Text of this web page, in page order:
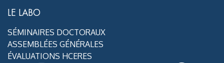
LE LABO
SÉMINAIRES DOCTORAUX
ASSEMBLÉES GÉNÉRALES
ÉVALUATIONS HCERES